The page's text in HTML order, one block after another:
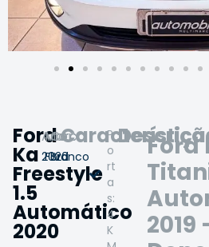
Ford
Ka
Freestyle
1.5
Automático
2020
Ano:
2020
Marca:
Ford
Cor:
Branco
P
o
rt
a
s:
4
K
Ford
2019